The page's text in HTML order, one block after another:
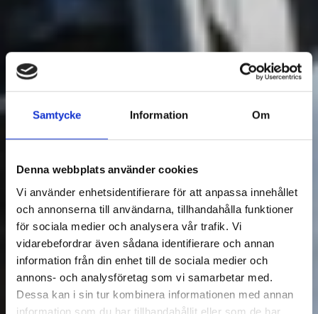
Samtycke Information Om
Denna webbplats använder cookies
Vi använder enhetsidentifierare för att anpassa innehållet
och annonserna till användarna, tillhandahålla funktioner
för sociala medier och analysera vår trafik. Vi
vidarebefordrar även sådana identifierare och annan
information från din enhet till de sociala medier och
annons- och analysföretag som vi samarbetar med.
Dessa kan i sin tur kombinera informationen med annan
information som du har tillhandahållit eller som de har